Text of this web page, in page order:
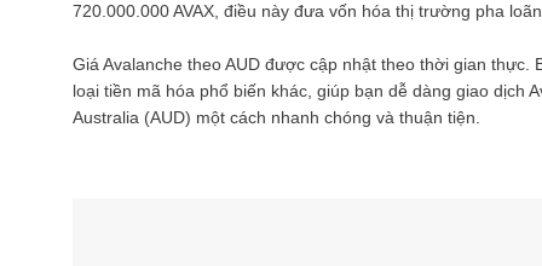
720.000.000 AVAX , điều này đưa vốn hóa thị trường pha
Giá Avalanche theoAUD được cập nhật theo thời gian thực.
loại tiền mã hóa phổ biến khác, giúp bạn dễ dàng giao dịch
Australia (AUD) một cách nhanh chóng và thuận tiện.